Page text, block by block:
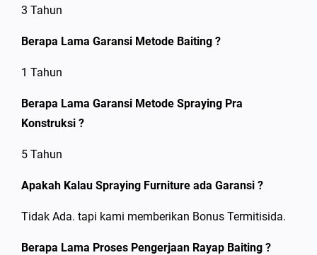
3 Tahun
Berapa Lama Garansi Metode Baiting ?
1 Tahun
Berapa Lama Garansi Metode Spraying Pra
Konstruksi ?
5 Tahun
Apakah Kalau Spraying Furniture ada Garansi ?
Tidak Ada. tapi kami memberikan Bonus Termitisida.
Berapa Lama Proses Pengerjaan Rayap Baiting ?